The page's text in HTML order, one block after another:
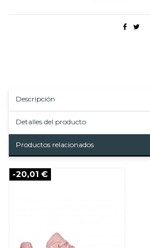
Descripción
Detalles del producto
Productos relacionados
-20,01 €